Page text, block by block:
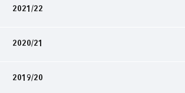
2021/22
2020/21
2019/20